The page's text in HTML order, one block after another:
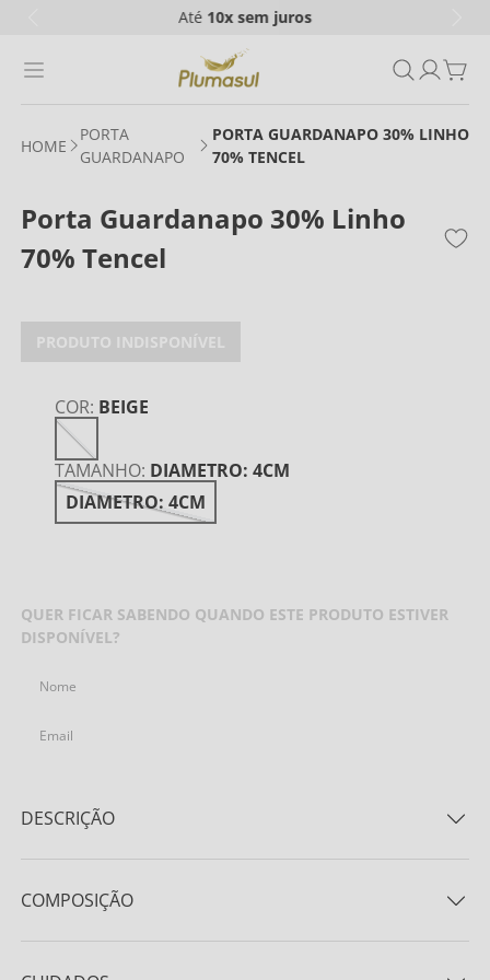
Até 10xsem juros
PORTA
GUARDANAPO
PORTA GUARDANAPO 30% LINHO
70% TENCEL
Porta Guardanapo 30% Linho
70% Tencel
PRODUTO INDISPONÍVEL
COR: BEIGE
TAMANHO: DIAMETRO: 4CM
DIAMETRO: 4CM
QUER FICAR SABENDO QUANDO ESTE PRODUTO ESTIVER
DISPONÍVEL?
DESCRIÇÃO
COMPOSIÇÃO